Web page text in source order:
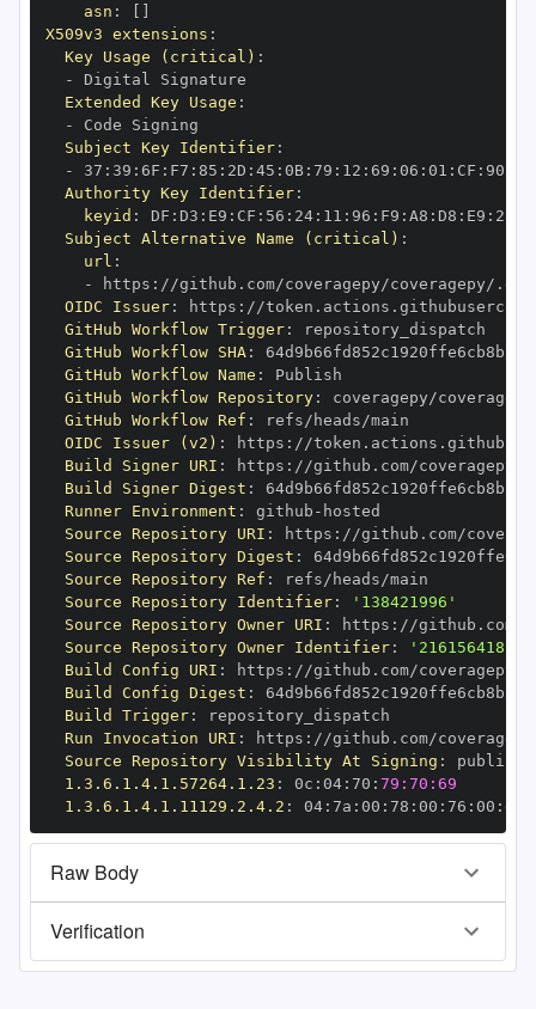
asn :
X509v3 extensions :
Key Usage (critical) :
-
Extended Key Usage :
-
Subject Key Identifier:
-
37 : 39 : 6F : F7 : 85 : 2D : 45 : 0B: 79 : 12 : 69 : 06 : 01 : CF : 90
Authority Key Identifier:
keyid : DF : D3 : E9 : CF : 56 : 24: 11 : 96 : F9 : A8 : D8 : E9 : 28
Subject Alternative Name (critical) :
url :
-
https :
OIDC Issuer: https :
GitHub Workflow Trigger:
GitHub Workflow SHA:
GitHub Workflow Name :
GitHub Workflow Repository:
GitHub Workflow Ref :
OIDC Issuer (v2) : https :
Build Signer URI : https :
Build Signer Digest :
Runner Environment : github -
Source Repository URI : https :
Source Repository Digest :
Source Repository Ref :
Source Repository Identifier:
'138421996'
Source Repository Owner URI : https :
Source Repository Owner Identifier:
'216156418'
Build Config URI : https :
Build Config Digest :
Build Trigger:
Run Invocation URI : https :
Source Repository Visibility At Signing :
1.3.6.1.4.1.57264.1.23 : 0c : 04: 70 : 79:70:69
1.3.6.1.4.1.11129.2.4.2 : 04: 7a : 00 : 78 : 00 : 76 : 00 : dd
Raw Body
Verification